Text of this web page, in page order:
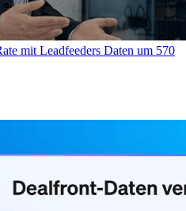
mit Leadfeeders Daten um 570